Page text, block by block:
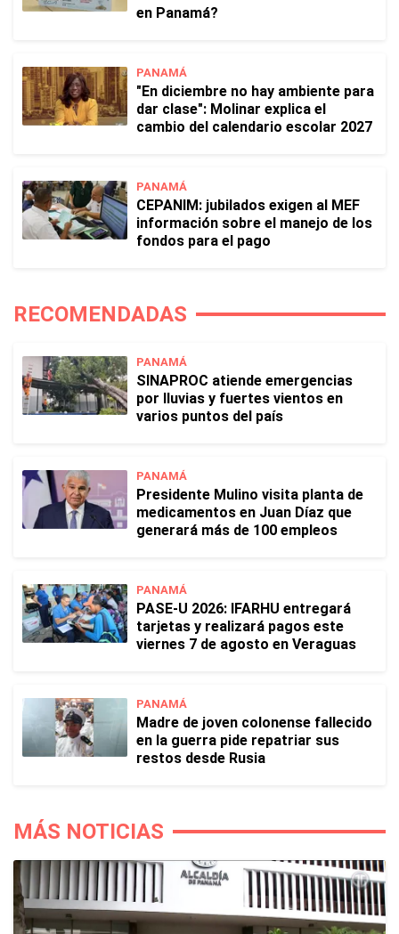
en Panamá?
PANAMÁ
"En diciembre no hay ambiente para
dar clase": Molinar explica el
cambio del calendario escolar 2027
PANAMÁ
CEPANIM: jubilados exigen al MEF
información sobre el manejo de los
fondos para el pago
RECOMENDADAS
PANAMÁ
SINAPROC atiende emergencias
por lluvias y fuertes vientos en
varios puntos del país
PANAMÁ
Presidente Mulino visita planta de
medicamentos en Juan Díaz que
generará más de 100 empleos
PANAMÁ
PASE-U 2026: IFARHU entregará
tarjetas y realizará pagos este
viernes 7 de agosto en Veraguas
PANAMÁ
Madre de joven colonense fallecido
en la guerra pide repatriar sus
restos desde Rusia
MÁS NOTICIAS